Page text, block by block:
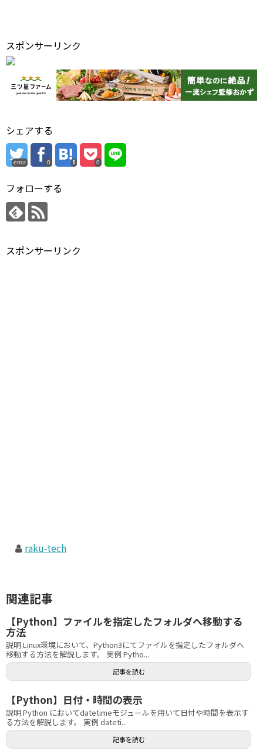
スポンサーリンク
シェアする
error 0 0
フォローする
スポンサーリンク
raku-tech
関連記事
【Python】ファイルを指定したフォルダへ移動する
方法
説明 Linux環境において、Python3にてファイルを指定したフォルダへ
移動する方法を解説します。 実例 Pytho...
記事を読む
【Python】日付・時間の表示
説明 Python においてdatetimeモジュールを用いて日付や時間を表示す
る方法を解説します。 実例 dateti...
記事を読む